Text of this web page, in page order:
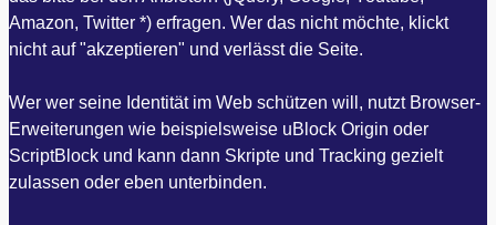
Amazon, Twitter *) erfragen. Wer das nicht möchte, klickt
nicht auf "akzeptieren" und verlässt die Seite.
Wer wer seine Identität im Web schützen will, nutzt Browser-
Erweiterungen wie beispielsweise uBlock Origin oder
ScriptBlock und kann dann Skripte und Tracking gezielt
zulassen oder eben unterbinden.